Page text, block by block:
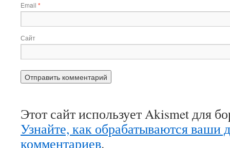
Email *
Сайт
Этот сайт использует Akismet для
Узнайте, как обрабатываются ваши
комментариев.